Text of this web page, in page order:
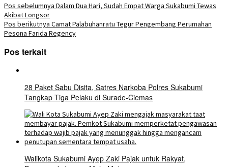
Pos sebelumnya Dalam Dua Hari, Sudah Empat Warga Sukabumi Tewas
Akibat Longsor
Pos berikutnya Camat Palabuhanratu Tegur Pengembang Perumahan
Pesona Farida Regency
Pos terkait
28 Paket Sabu Disita, Satres Narkoba Polres Sukabumi
Tangkap Tiga Pelaku di Surade-Ciemas
Walikota Sukabumi Ayep Zaki Pajak untuk Rakyat,